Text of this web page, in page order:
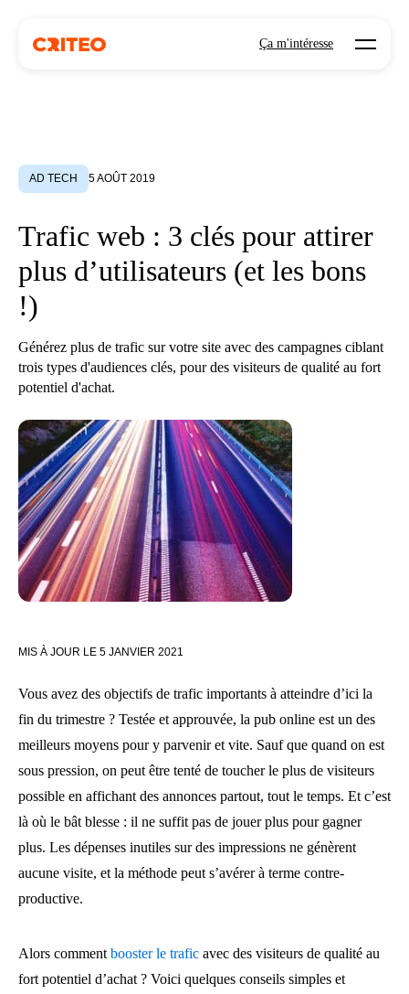
Ça m'intéresse Open
AD TECH 5 AOÛT 2019
Trafic web : 3 clés pour attirer
plus d’utilisateurs (et les bons
!)
Générez plus de trafic sur votre site avec des campagnes ciblant
trois types d'audiences clés, pour des visiteurs de qualité au fort
potentiel d'achat.
MIS À JOUR LE 5 JANVIER 2021
Vous avez des objectifs de trafic importants à atteindre d’ici la
fin du trimestre ? Testée et approuvée, la pub online est un des
meilleurs moyens pour y parvenir et vite. Sauf que quand on est
sous pression, on peut être tenté de toucher le plus de visiteurs
possible en affichant des annonces partout, tout le temps. Et c’est
là où le bât blesse : il ne suffit pas de jouer plus pour gagner
plus. Les dépenses inutiles sur des impressions ne génèrent
aucune visite, et la méthode peut s’avérer à terme contre-
productive.
Alors comment booster le trafic avec des visiteurs de qualité au
fort potentiel d’achat ? Voici quelques conseils simples et